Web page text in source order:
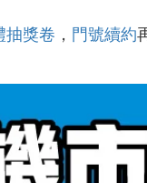
抽獎卷 ， 門號續約